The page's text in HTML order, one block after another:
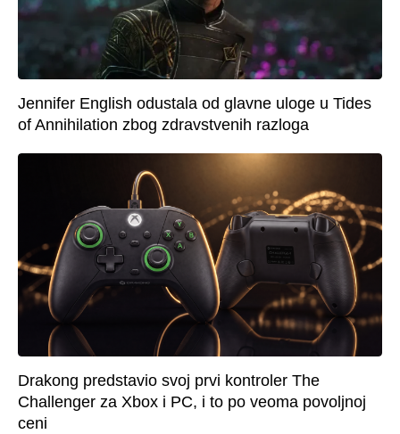
Jennifer English odustala od glavne uloge u Tides
of Annihilation zbog zdravstvenih razloga
Drakong predstavio svoj prvi kontroler The
Challenger za Xbox i PC, i to po veoma povoljnoj
ceni